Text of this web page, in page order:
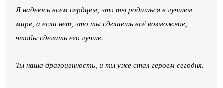
Я надеюсь всем сердцем, что ты родишься в лучшем
мире, а если нет, что ты сделаешь всё возможное,
чтобы сделать его лучше.
Ты наша драгоценность, и ты уже стал героем сегодня.